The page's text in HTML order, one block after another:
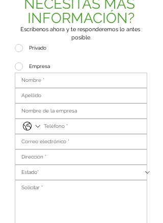
NECESITAS MÁS
INFORMACIÓN?
Escríbenos ahora y te responderemos lo antes
posible.
Privado
Empresa